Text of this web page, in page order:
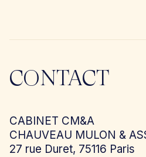
CONTACT
CABINET CM&A
CHAUVEAU MULON &
27 rue Duret, 75116 Paris